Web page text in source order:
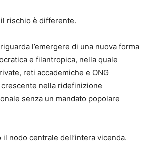
rischio è differente.
l’emergere di una nuova forma
e filantropica, nella quale
reti accademiche e ONG
nella ridefinizione
senza un mandato popolare
nodo centrale dell’intera vicenda.